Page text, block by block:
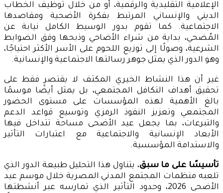
الإعلامية التقليدية والرقمية، أو من خلال توظيف الخطاب
الديني والإنساني المرتبط بفكرة الأضحية ومقاصدها
الاجتماعية. كما تقوم بدور الوسيط الكامل نيابة عن
المُضحي، بداية من شراء الأضاحي وذبحها وفق الضوابط
الشرعية، وصولًا إلى توزيع اللحوم على الأسر الأكثر احتياجًا،
وهو الدور الذي يمثل جوهر رسالتها الاجتماعية والإنسانية.
غير أن هذا النشاط الخيري المكثف لا يقتصر فقط على
تحقيق أهداف التكافل المجتمعي، بل يمثل أيضًا موسمًا
بالغ الأهمية لهذه المؤسسات على مستوى الحضور
المجتمعي وتعزيز النفوذ الرمزي وتوسيع قواعد الدعم
والتبرعات، بما يجعل عيد الأضحى مساحة تتداخل فيها
الأبعاد الإنسانية والاجتماعية مع اعتبارات التأثير
والاستدامة المؤسسية.
تأسيسًا على ما سبق، يتناول هذا التحليل طبيعة الدور الذي
تلعبه منظمات المجتمع المدني المصرية خلال موسم عيد
الأضحى 2026، وحدود التأثير الذي تمارسه عبر أنشطتها